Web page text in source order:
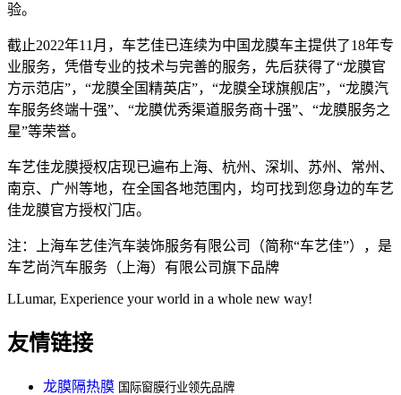
验。
截止2022年11月，车艺佳已连续为中国龙膜车主提供了18年专
业服务，凭借专业的技术与完善的服务，先后获得了“龙膜官
方示范店”，“龙膜全国精英店”，“龙膜全球旗舰店”，“龙膜汽
车服务终端十强”、“龙膜优秀渠道服务商十强”、“龙膜服务之
星”等荣誉。
车艺佳龙膜授权店现已遍布上海、杭州、深圳、苏州、常州、
南京、广州等地，在全国各地范围内，均可找到您身边的车艺
佳龙膜官方授权门店。
注：上海车艺佳汽车装饰服务有限公司（简称“车艺佳”），是
车艺尚汽车服务（上海）有限公司旗下品牌
LLumar, Experience your world in a whole new way!
友情链接
龙膜隔热膜 国际窗膜行业领先品牌